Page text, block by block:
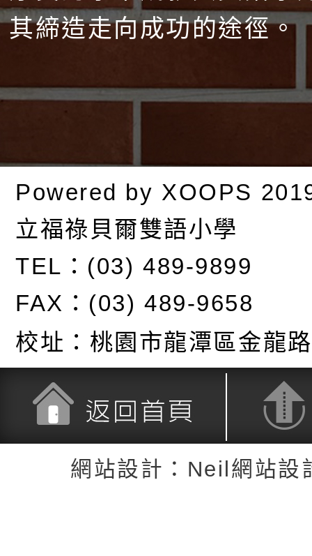
其締造走向成功的途徑。
Powered by XOOPS
立福祿貝爾雙語小學
TEL：(03) 489-9899
FAX：(03) 489-9658
校址： 桃園市龍潭區金龍
返回首頁 返回頂端
網站設計：Neil網站設